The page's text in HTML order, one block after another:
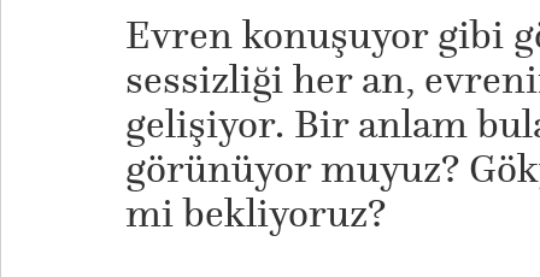
Evren konuşuyor gibi
sessizliği her an,
gelişiyor. Bir anlam
görünüyor muyuz?
mi bekliyoruz?